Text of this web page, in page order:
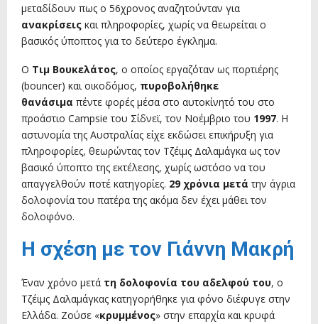
μεταδίδουν πως ο 56χρονος αναζητούνταν για
ανακρίσεις και πληροφορίες, χωρίς να θεωρείται ο
βασικός ύποπτος για το δεύτερο έγκλημα.
Ο Τιμ Βουκελάτος, ο οποίος εργαζόταν ως πορτιέρης
(bouncer) και οικοδόμος, πυροβολήθηκε
θανάσιμα πέντε φορές μέσα στο αυτοκίνητό του στο
προάστιο Campsie του Σίδνεϊ, τον Νοέμβριο του 1997. Η
αστυνομία της Αυστραλίας είχε εκδώσει επικήρυξη για
πληροφορίες, θεωρώντας τον Τζέιμς Δαλαμάγκα ως τον
βασικό ύποπτο της εκτέλεσης, χωρίς ωστόσο να του
απαγγελθούν ποτέ κατηγορίες. 29 χρόνια μετά την άγρια
δολοφονία του πατέρα της ακόμα δεν έχει μάθει τον
δολοφόνο.
Η σχέση με τον Γιάννη Μακρή
Έναν χρόνο μετά τη δολοφονία του αδελφού του, ο
Τζέιμς Δαλαμάγκας κατηγορήθηκε για φόνο διέφυγε στην
Ελλάδα. Ζούσε «κρυμμένος» στην επαρχία και κρυφά